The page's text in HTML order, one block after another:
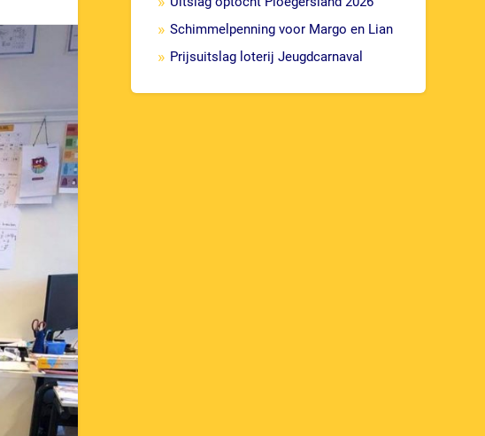
Schimmelpenning voor Margo en Lian
Prijsuitslag loterij Jeugdcarnaval